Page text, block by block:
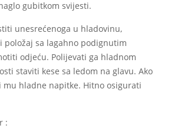
gubitkom svijesti.
unesrećenoga u hladovinu,
položaj sa lagahno podignutim
odjeću. Polijevati ga hladnom
staviti kese sa ledom na glavu. Ako
mu hladne napitke. Hitno osigurati
: